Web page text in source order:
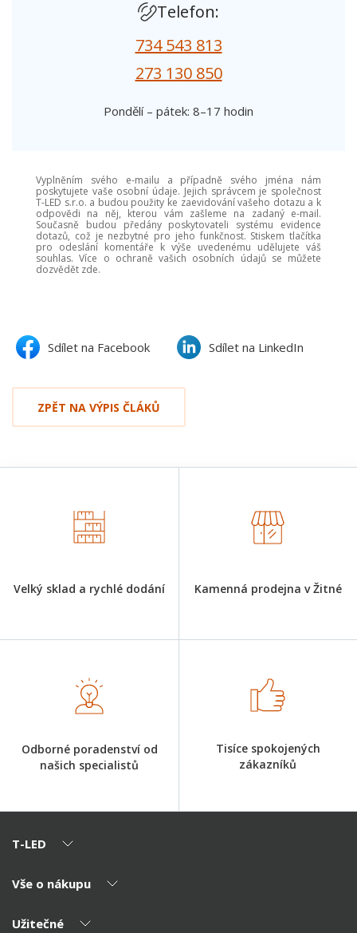
Telefon:
734 543 813
273 130 850
Pondělí – pátek: 8–17 hodin
Vyplněním svého e-mailu a případně svého jména nám
poskytujete vaše osobní údaje. Jejich správcem je společnost
T-LED s.r.o. a budou použity ke zaevidování vašeho dotazu a k
odpovědi na něj, kterou vám zašleme na zadaný e-mail.
Současně budou předány poskytovateli systému evidence
dotazů, což je nezbytné pro jeho funkčnost. Stiskem tlačítka
pro odeslání komentáře k výše uvedenému udělujete váš
souhlas. Více o ochraně vašich osobních údajů se můžete
dozvědět zde.
Sdílet na Facebook Sdílet na LinkedIn
ZPĚT NA VÝPIS ČLÁKŮ
Velký sklad a rychlé dodání Kamenná prodejna v Žitné
Odborné poradenství od
našich specialistů
Tisíce spokojených
zákazníků
T-LED
O nás
Vše o nákupu
Výhody T-LED
Užitečné